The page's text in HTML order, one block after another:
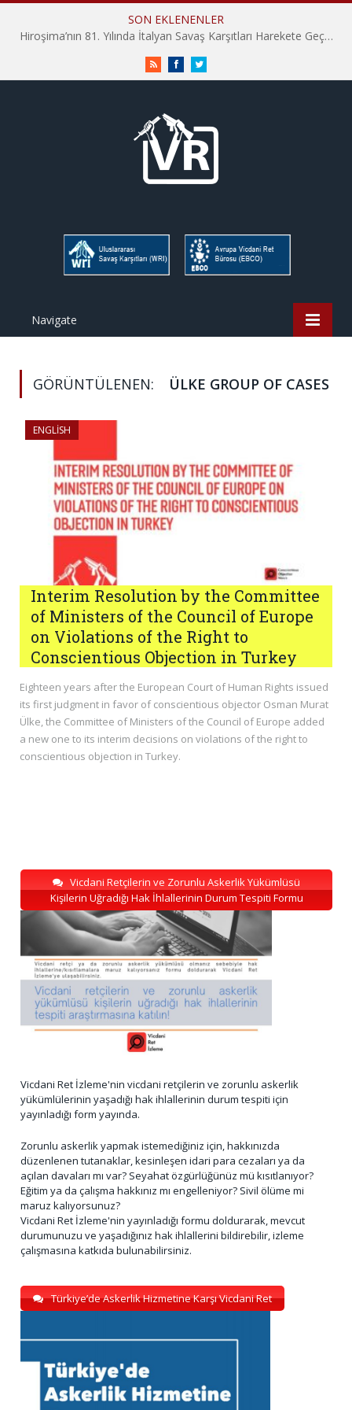
SON EKLENENLER
Hiroşima’nın 81. Yılında İtalyan Savaş Karşıtları Harekete Geçti: “Hatırlamak yeterli değil”
RSS FacebookTwitter
Navigate
GÖRÜNTÜLENEN: ÜLKE GROUP OF CASES
ENGLISH
Interim Resolution by the Committee
of Ministers of the Council of Europe
on Violations of the Right to
Conscientious Objection in Turkey
Eighteen years after the European Court of Human Rights issued
its first judgment in favor of conscientious objector Osman Murat
Ülke, the Committee of Ministers of the Council of Europe added
a new one to its interim decisions on violations of the right to
conscientious objection in Turkey.
Vicdani Retçilerin ve Zorunlu Askerlik Yükümlüsü
Kişilerin Uğradığı Hak İhlallerinin Durum Tespiti Formu
Vicdani Ret İzleme'nin vicdani retçilerin ve zorunlu askerlik
yükümlülerinin yaşadığı hak ihlallerinin durum tespiti için
yayınladığı form yayında.
Zorunlu askerlik yapmak istemediğiniz için, hakkınızda
düzenlenen tutanaklar, kesinleşen idari para cezaları ya da
açılan davaları mı var? Seyahat özgürlüğünüz mü kısıtlanıyor?
Eğitim ya da çalışma hakkınız mı engelleniyor? Sivil ölüme mi
maruz kalıyorsunuz?
Vicdani Ret İzleme'nin yayınladığı formu doldurarak, mevcut
durumunuzu ve yaşadığınız hak ihlallerini bildirebilir, izleme
çalışmasına katkıda bulunabilirsiniz.
Türkiye’de Askerlik Hizmetine Karşı Vicdani Ret